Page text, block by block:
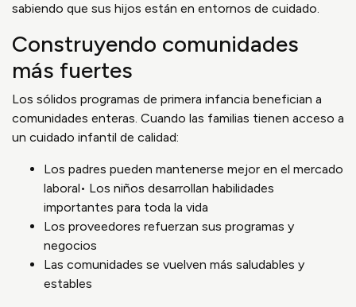
sabiendo que sus hijos están en entornos de cuidado.
Construyendo comunidades
más fuertes
Los sólidos programas de primera infancia benefician a
comunidades enteras. Cuando las familias tienen acceso a
un cuidado infantil de calidad:
Los padres pueden mantenerse mejor en el mercado
laboral• Los niños desarrollan habilidades
importantes para toda la vida
Los proveedores refuerzan sus programas y
negocios
Las comunidades se vuelven más saludables y
estables